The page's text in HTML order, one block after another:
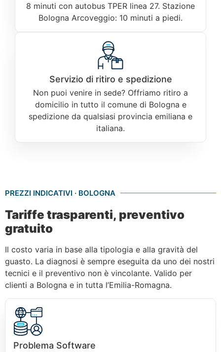
8 minuti con autobus TPER linea 27. Stazione
Bologna Arcoveggio: 10 minuti a piedi.
Servizio di ritiro e spedizione
Non puoi venire in sede? Offriamo ritiro a
domicilio in tutto il comune di Bologna e
spedizione da qualsiasi provincia emiliana e
italiana.
PREZZI INDICATIVI · BOLOGNA
Tariffe trasparenti, preventivo
gratuito
Il costo varia in base alla tipologia e alla gravità del
guasto. La diagnosi è sempre eseguita da uno dei nostri
tecnici e il preventivo non è vincolante. Valido per
clienti a Bologna e in tutta l’Emilia-Romagna.
Problema Software